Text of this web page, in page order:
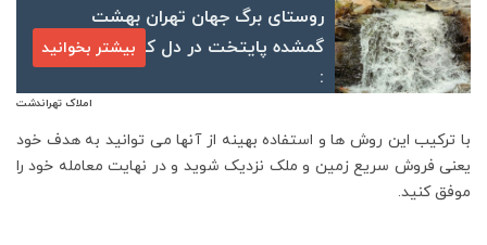
روستای برگ جهان تهران بهشت
گمشده پایتخت در دل کوهستان
:
بیشتر بخوانید
املاک تهراندشت
با ترکیب این روش ها و استفاده بهینه از آنها می توانید به هدف خود
یعنی فروش سریع زمین و ملک نزدیک شوید و در نهایت معامله خود را
موفق کنید.